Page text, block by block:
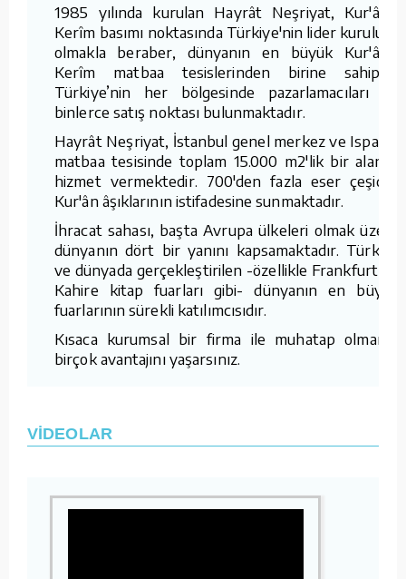
1985 yılında kurulan Hayrât Neşriyat, Kur'ân-ı
Kerîm basımı noktasında Türkiye'nin lider kuruluşu
olmakla beraber, dünyanın en büyük Kur'ân-ı
Kerîm matbaa tesislerinden birine sahiptir.
Türkiye’nin her bölgesinde pazarlamacıları ve
binlerce satış noktası bulunmaktadır.
Hayrât Neşriyat, İstanbul genel merkez ve Isparta
matbaa tesisinde toplam 15.000 m2'lik bir alanda
hizmet vermektedir. 700'den fazla eser çeşidini
Kur'ân âşıklarının istifadesine sunmaktadır.
İhracat sahası, başta Avrupa ülkeleri olmak üzere
dünyanın dört bir yanını kapsamaktadır. Türkiye
ve dünyada gerçekleştirilen -özellikle Frankfurt ve
Kahire kitap fuarları gibi- dünyanın en büyük
fuarlarının sürekli katılımcısıdır.
Kısaca kurumsal bir firma ile muhatap olmanın
birçok avantajını yaşarsınız.
VİDEOLAR